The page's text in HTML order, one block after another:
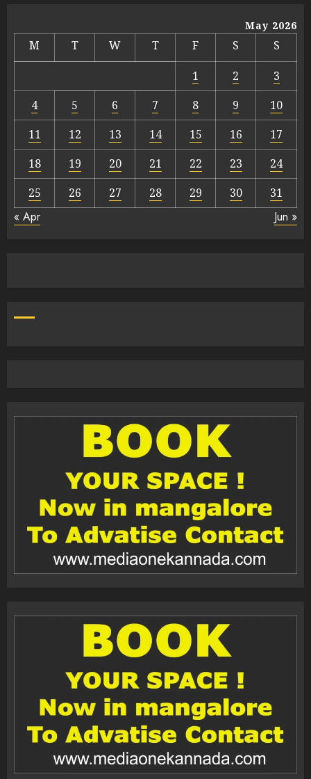
May 2026
M T W T F S
S
1
2
3
4
5 6 7 8 9
10
11
12 13 14 15 16
17
18
19 20 21 22 23
24
25
26 27 28 29 30 31
« Apr Jun »